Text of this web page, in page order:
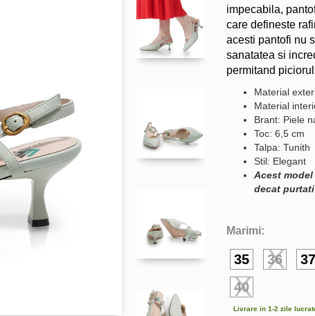
impecabila,
care defineste
acesti pantofi nu
sanatatea si
permitand
Material
Material
Brant: Piele
Toc: 6,5 cm
Talpa: Tunith
Stil: Elegant
Acest model
decat
Marimi:
35 36 37
40
Livrare in 1-2 zile